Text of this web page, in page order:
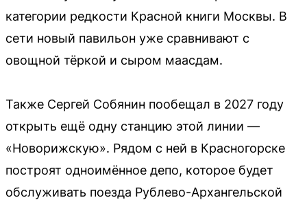
категории редкости Красной книги Москвы. В
сети новый павильон уже сравнивают с
овощной тёркой и сыром маасдам.
Также Сергей Собянин пообещал в 2027 году
открыть ещё одну станцию этой линии —
«Новорижскую». Рядом с ней в Красногорске
построят одноимённое депо, которое будет
обслуживать поезда Рублево-Архангельской